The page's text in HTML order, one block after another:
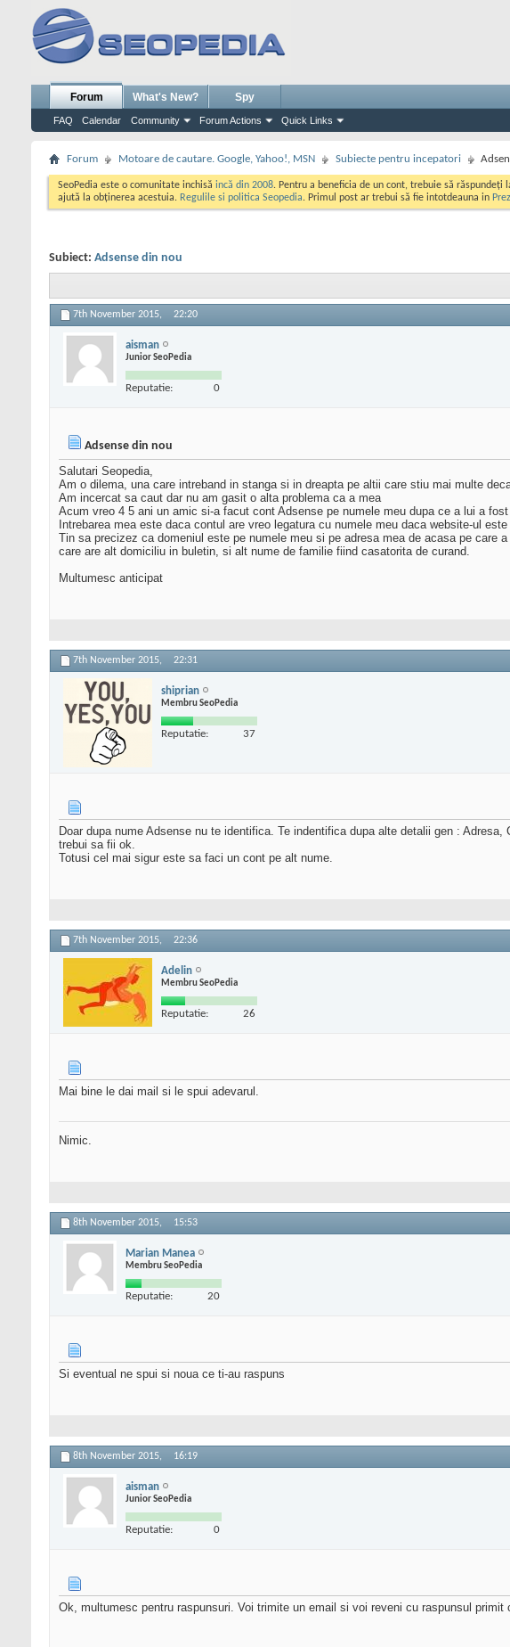
Forum
FAQ Calendar Community Forum Actions Quick Links
What's New? Spy
Forum Motoare de cautare. Google, Yahoo!, MSN Subiecte pentru incepatori
SeoPedia este o comunitate inchisă incă din 2008. Pentru a beneficia de un cont, trebuie să
ajută la obținerea acestuia. Regulile si politica Seopedia. Primul post ar trebui să fie intotdeauna in
Subiect: Adsense din nou
7th November 2015, 22:20
aisman
Junior SeoPedia
Reputatie: 0
Adsense din nou
Salutari Seopedia,
Am o dilema, una care intreband in stanga si in dreapta pe altii care stiu mai multe
Am incercat sa caut dar nu am gasit o alta problema ca a mea
Acum vreo 4 5 ani un amic si-a facut cont Adsense pe numele meu dupa ce a lui a
Intrebarea mea este daca contul are vreo legatura cu numele meu daca website-ul
Tin sa precizez ca domeniul este pe numele meu si pe adresa mea de acasa pe
care are alt domiciliu in buletin, si alt nume de familie fiind casatorita de curand.
Multumesc anticipat
7th November 2015, 22:31
shiprian
Membru SeoPedia
Reputatie: 37
Doar dupa nume Adsense nu te identifica. Te indentifica dupa alte detalii gen :
trebui sa fii ok.
Totusi cel mai sigur este sa faci un cont pe alt nume.
7th November 2015, 22:36
Adelin
Membru SeoPedia
Reputatie: 26
Mai bine le dai mail si le spui adevarul.
Nimic.
8th November 2015, 15:53
Marian Manea
Membru SeoPedia
Reputatie: 20
Si eventual ne spui si noua ce ti-au raspuns
8th November 2015, 16:19
aisman
Junior SeoPedia
Reputatie: 0
Ok, multumesc pentru raspunsuri. Voi trimite un email si voi reveni cu raspunsul primit